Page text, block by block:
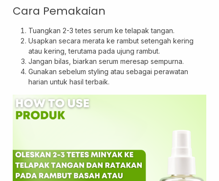
Cara Pemakaian
Tuangkan 2-3 tetes serum ke telapak tangan.
Usapkan secara merata ke rambut setengah kering
atau kering, terutama pada ujung rambut.
Jangan bilas, biarkan serum meresap sempurna.
Gunakan sebelum styling atau sebagai perawatan
harian untuk hasil terbaik.